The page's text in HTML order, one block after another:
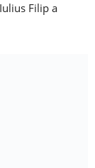
Filip a